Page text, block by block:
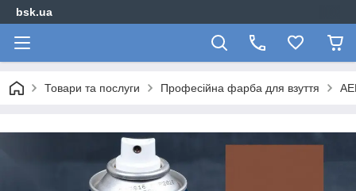
bsk.ua
Товари та послуги Професійна фарба для взуття